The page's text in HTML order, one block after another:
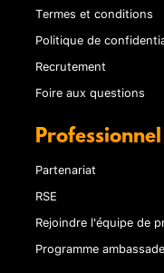
Termes et conditions
Politique de
Recrutement
Foire aux questions
Professionnel
Partenariat
RSE
Rejoindre l'équipe de
Programme